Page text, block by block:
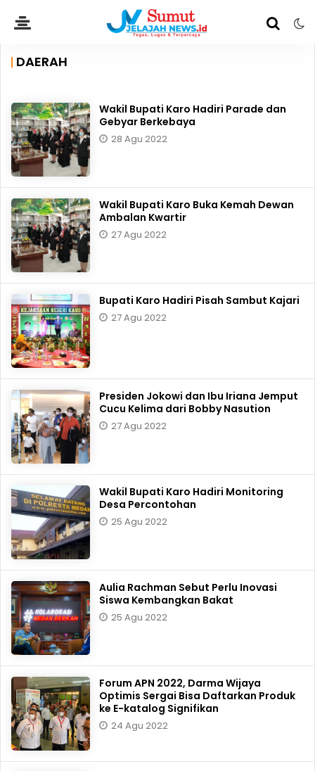
DAERAH
Wakil Bupati Karo Hadiri Parade dan
Gebyar Berkebaya
28 Agu 2022
Wakil Bupati Karo Buka Kemah Dewan
Ambalan Kwartir
27 Agu 2022
Bupati Karo Hadiri Pisah Sambut Kajari
27 Agu 2022
Presiden Jokowi dan Ibu Iriana Jemput
Cucu Kelima dari Bobby Nasution
27 Agu 2022
Wakil Bupati Karo Hadiri Monitoring
Desa Percontohan
25 Agu 2022
Aulia Rachman Sebut Perlu Inovasi
Siswa Kembangkan Bakat
25 Agu 2022
Forum APN 2022, Darma Wijaya
Optimis Sergai Bisa Daftarkan Produk
ke E-katalog Signifikan
24 Agu 2022